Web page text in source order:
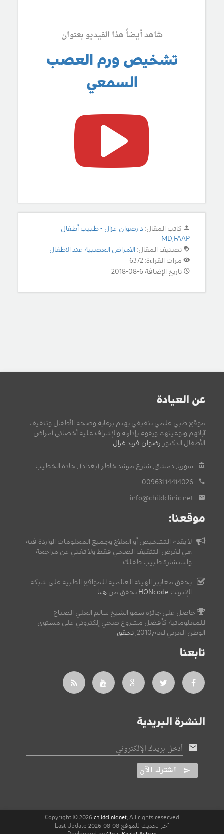
شاهد أيضاً هذا الفيديو بعنوان
تشخيص ورم العصب
السمعي
كاتب المقال: د.رضوان غزال - طبيب أطفال
MD,FAAP
تصنيف المقال: الامراض العصبية عند الاطفال
مرات القراءة: 6372
تاريخ الإضافة 6-08-2018
عن العيادة
موقع طبي علمي تثقيفي يهتم برعاية وصحة الأطفال وتثقيف
آبائهم وتوعيتهم ويقوم بإدارته والإشراف عليه أخصائي أمراض
الأطفال الدكتور رضوان فريد غزال
سوريا, دمشق, شارع مرشد خاطر (بغداد) , جادة الخطيب.
00963114414026
info@childclinic.net
موقعنا:
لا يقدم التشخيص أو العلاج وجميع المعلومات الواردة فيه
هي لغرض التثقيف الصحي فقط ولا تغني عن مراجعة
واستشارة طبيب طفلك.
يحقق معايير الهيئة العالمية للمواقع الطبية على شبكة
الإنترنت HONcode تحقق من هنا
حاصل على جائزة سمو الشيخ سالم العلي الصباح
للمعلوماتية كأفضل مشروع صحي إلكتروني على مستوى
الوطن العربي لعام2010,
تحقق
تابعنا
النشرة البريدية
أدخل بريدك الإلكتروني
اشترك الآن
Copyright © 2026 childclinic.net, All rights reserved
آخر تحديث للموقع 08-08-2026 Last Update